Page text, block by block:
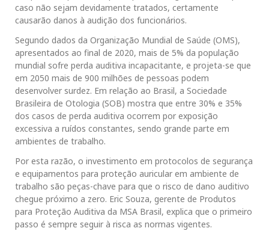
caso não sejam devidamente tratados, certamente
causarão danos à audição dos funcionários.
Segundo dados da Organização Mundial de Saúde (OMS),
apresentados ao final de 2020, mais de 5% da população
mundial sofre perda auditiva incapacitante, e projeta-se que
em 2050 mais de 900 milhões de pessoas podem
desenvolver surdez. Em relação ao Brasil, a Sociedade
Brasileira de Otologia (SOB) mostra que entre 30% e 35%
dos casos de perda auditiva ocorrem por exposição
excessiva a ruídos constantes, sendo grande parte em
ambientes de trabalho.
Por esta razão, o investimento em protocolos de segurança
e equipamentos para proteção auricular em ambiente de
trabalho são peças-chave para que o risco de dano auditivo
chegue próximo a zero. Eric Souza, gerente de Produtos
para Proteção Auditiva da MSA Brasil, explica que o primeiro
passo é sempre seguir à risca as normas vigentes.